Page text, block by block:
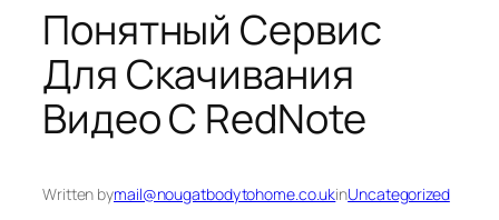
Понятный Сервис
Для Скачивания
Видео С RedNote
Written bymail@nougatbodytohome.co.ukinUncategorized